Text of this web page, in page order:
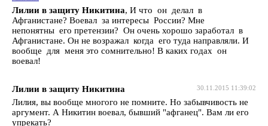
Лилии в защиту Никитина, И что он делал в
Афганистане? Воевал за интересы России? Мне
непонятны его претензии? Он очень хорошо заработал в
Афганистане. Он не возражал когда его туда направляли. И
вообще для меня это сомнительно! В каких годах он
воевал!
30.11.2015 11:39:02
Лилии в защиту Никитина
Лилия, вы вообще многого не помните. Но забывчивость не
аргумент. А Никитин воевал, бывший "афганец". Вам ли его
упрекать?